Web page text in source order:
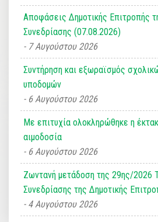
Αποφάσεις Δημοτικής Επιτροπής
Συνεδρίασης (07.08.2026)
7 Αυγούστου 2026
Συντήρηση και εξωραϊσμός
υποδομών
6 Αυγούστου 2026
Με επιτυχία ολοκληρώθηκε η
αιμοδοσία
6 Αυγούστου 2026
Ζωντανή μετάδοση της 29ης/2026
Συνεδρίασης της Δημοτικής
4 Αυγούστου 2026